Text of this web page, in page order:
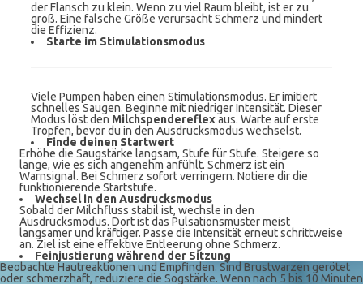
der Flansch zu klein. Wenn zu viel Raum bleibt, ist er zu
groß. Eine falsche Größe verursacht Schmerz und mindert
die Effizienz.
Starte im Stimulationsmodus
Viele Pumpen haben einen Stimulationsmodus. Er imitiert
schnelles Saugen. Beginne mit niedriger Intensität. Dieser
Modus löst den Milchspendereflexaus. Warte auf erste
Tropfen, bevor du in den Ausdrucksmodus wechselst.
Finde deinen Startwert
Erhöhe die Saugstärke langsam, Stufe für Stufe. Steigere so
lange, wie es sich angenehm anfühlt. Schmerz ist ein
Warnsignal. Bei Schmerz sofort verringern. Notiere dir die
funktionierende Startstufe.
Wechsel in den Ausdrucksmodus
Sobald der Milchfluss stabil ist, wechsle in den
Ausdrucksmodus. Dort ist das Pulsationsmuster meist
langsamer und kräftiger. Passe die Intensität erneut schrittweise
an. Ziel ist eine effektive Entleerung ohne Schmerz.
Feinjustierung während der Sitzung
Beobachte Hautreaktionen und Empfinden. Sind Brustwarzen gerötet
oder schmerzhaft, reduziere die Sogstärke. Wenn nach 5 bis 10 Minuten